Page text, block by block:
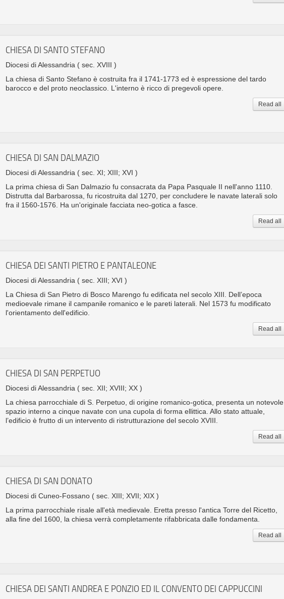
CHIESA DI SANTO STEFANO
Diocesi di Alessandria ( sec. XVIII )
La chiesa di Santo Stefano è costruita fra il 1741-1773 ed è espressione del tardo
barocco e del proto neoclassico. L'interno è ricco di pregevoli opere.
Read all
CHIESA DI SAN DALMAZIO
Diocesi di Alessandria ( sec. XI; XIII; XVI )
La prima chiesa di San Dalmazio fu consacrata da Papa Pasquale II nell'anno 1110.
Distrutta dal Barbarossa, fu ricostruita dal 1270, per concludere le navate laterali solo
fra il 1560-1576. Ha un'originale facciata neo-gotica a fasce.
Read all
CHIESA DEI SANTI PIETRO E PANTALEONE
Diocesi di Alessandria ( sec. XIII; XVI )
La Chiesa di San Pietro di Bosco Marengo fu edificata nel secolo XIII. Dell’epoca
medioevale rimane il campanile romanico e le pareti laterali. Nel 1573 fu modificato
l'orientamento dell'edificio.
Read all
CHIESA DI SAN PERPETUO
Diocesi di Alessandria ( sec. XII; XVIII; XX )
La chiesa parrocchiale di S. Perpetuo, di origine romanico-gotica, presenta un notevole
spazio interno a cinque navate con una cupola di forma ellittica. Allo stato attuale,
l’edificio è frutto di un intervento di ristrutturazione del secolo XVIII.
Read all
CHIESA DI SAN DONATO
Diocesi di Cuneo-Fossano ( sec. XIII; XVII; XIX )
La prima parrocchiale risale all'età medievale. Eretta presso l'antica Torre del Ricetto,
alla fine del 1600, la chiesa verrà completamente rifabbricata dalle fondamenta.
Read all
CHIESA DEI SANTI ANDREA E PONZIO ED IL CONVENTO DEI CAPPUCCINI